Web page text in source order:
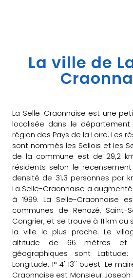
La ville de
La Selle-Craonnaise est une
localisée dans le
région des Pays de la Loire. Les
sont nommés les Sellois et les
de la commune est de 29,2
résidents selon le
densité de 31,3 personnes par
La Selle-Craonnaise a
à 1999. La Selle-Craonnaise
communes de Renazé, Saint-
Congrier, et se trouve à 11 km
la ville la plus proche. Le
altitude de 66 mètres et
géographiques sont
Longitude: 1° 4' 13'' ouest. Le
Craonnaise est Monsieur Joseph